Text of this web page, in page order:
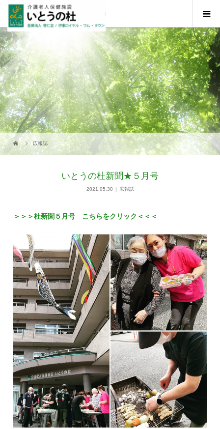
広報誌
いとうの杜新聞★５月号
2021.05.30 広報誌
＞＞＞杜新聞５月号 こちらをクリック＜＜＜